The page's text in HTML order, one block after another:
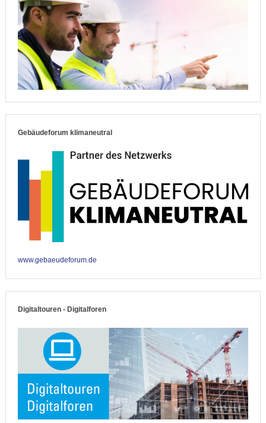
Gebäudeforum klimaneutral
www.gebaeudeforum.de
Digitaltouren - Digitalforen